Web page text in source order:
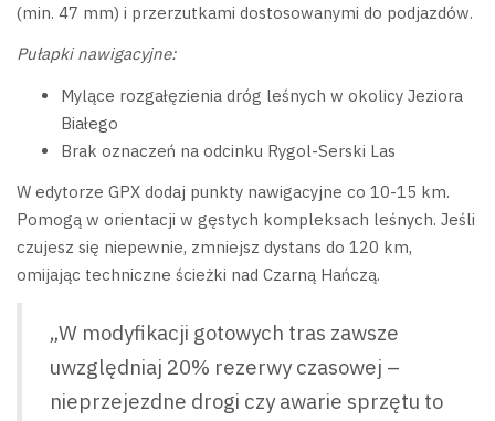
(min. 47 mm) i przerzutkami dostosowanymi do podjazdów.
Pułapki nawigacyjne:
Mylące rozgałęzienia dróg leśnych w okolicy Jeziora
Białego
Brak oznaczeń na odcinku Rygol-Serski Las
W edytorze GPX dodaj punkty nawigacyjne co 10-15 km.
Pomogą w orientacji w gęstych kompleksach leśnych. Jeśli
czujesz się niepewnie, zmniejsz dystans do 120 km,
omijając techniczne ścieżki nad Czarną Hańczą.
„W modyfikacji gotowych tras zawsze
uwzględniaj 20% rezerwy czasowej –
nieprzejezdne drogi czy awarie sprzętu to